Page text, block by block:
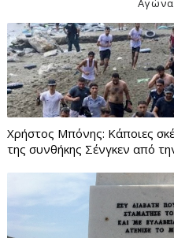
Χρήστος Μπόνης: Κάποιες
της συνθήκης Σένγκεν από